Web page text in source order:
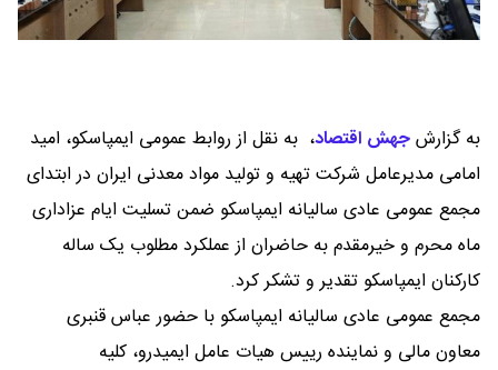
به گزارشجهش اقتصاد، به نقل از روابط عمومی ایمپاسکو، امید
امامی مدیرعامل شرکت تهیه و تولید مواد معدنی ایران در ابتدای
مجمع عمومی عادی سالیانه ایمپاسکو ضمن تسلیت ایام عزاداری
ماه محرم و خیرمقدم به حاضران از عملکرد مطلوب یک ساله
کارکنان ایمپاسکو تقدیر و تشکر کرد.
مجمع عمومی عادی سالیانه ایمپاسکو با حضور عباس قنبری
معاون مالی و نماینده رییس هیات عامل ایمیدرو، کلیه